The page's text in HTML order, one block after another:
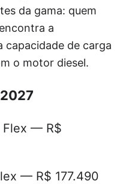
da gama: quem
a
capacidade de carga
o motor diesel.
Flex — R$
— R$ 177.490